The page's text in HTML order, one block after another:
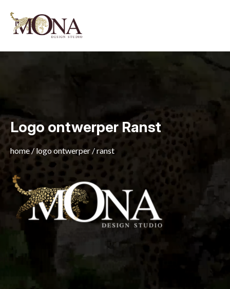
Logo ontwerper Ranst
home /logo ontwerper /ranst